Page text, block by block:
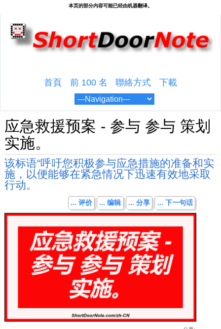
首頁 前 100 名 聯絡方式 下載
应急救援预案 - 参与 参与 策划
实施。
该标语“呼吁您积极参与应急措施的准备和实
施，以便能够在紧急情况下迅速有效地采取
行动。
... 评价 ... 编辑 ... 分享 ... 下一句话